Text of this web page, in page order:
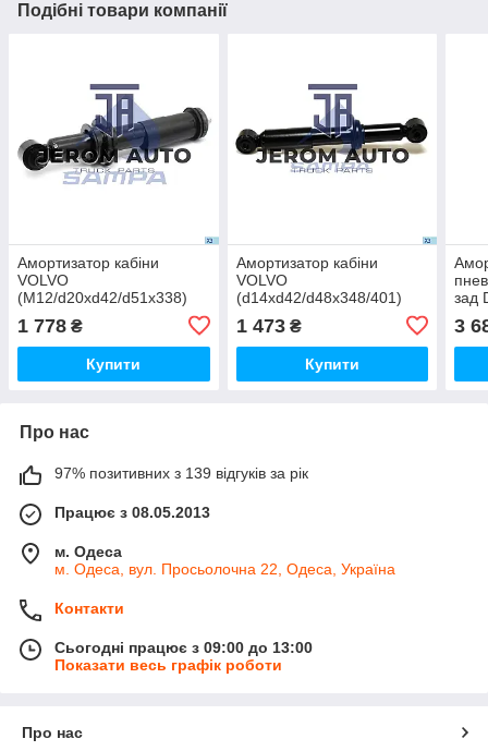
Подібні товари компанії
Амортизатор кабіни
VOLVO
(M12/d20xd42/d51x338)
1 778 ₴
Купити
Амортизатор кабіни
VOLVO
(d14xd42/d48x348/401)
1 473₴
Купити
зад
3
Про нас
97% позитивних з 139 відгуків за рік
Працює з 08.05.2013
м. Одеса
м. Одеса, вул. Просьолочна 22, Одеса, Україна
Контакти
Сьогодні працює з 09:00 до 13:00
Показати весь графік роботи
Про нас